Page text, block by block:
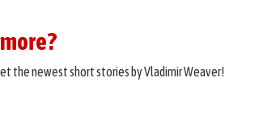
more?
the newest short stories by Vladimir Weaver!